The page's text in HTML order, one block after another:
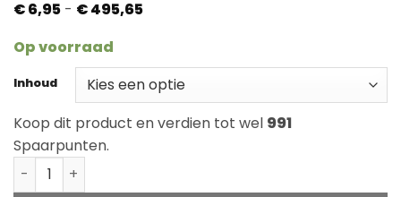
€6,95 - €495,65Prijsklasse:
Op voorraad
Inhoud
Koop dit product en verdien tot wel 991
Spaarpunten.
Rubio Monocoat Oil Plus Savanna aantal